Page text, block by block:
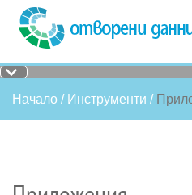
Начало Инструменти